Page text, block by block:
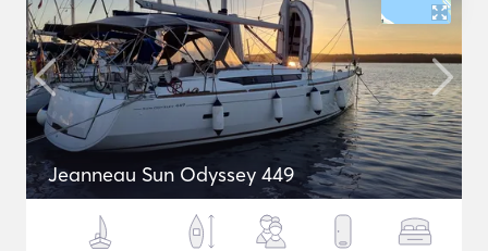
Jeanneau Sun Odyssey 449